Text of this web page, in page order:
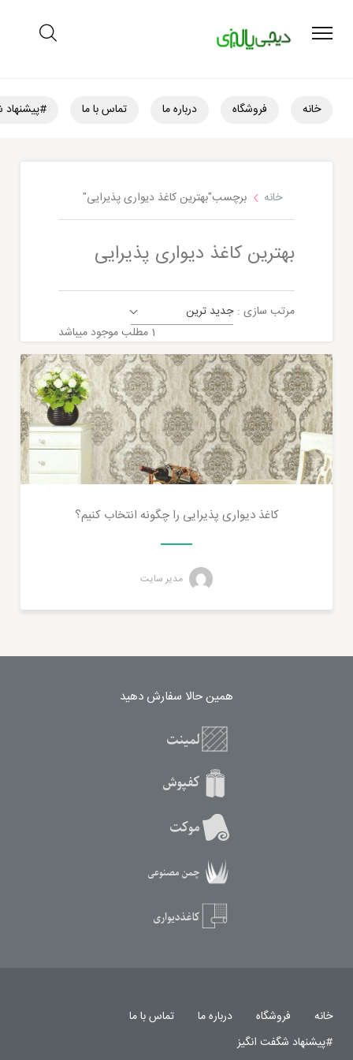
خانه فروشگاه درباره ما تماس با ما
خانه برچسب"بهترین کاغذ دیواری پذیرایی"
بهترین کاغذ دیواری پذیرایی
مرتب سازی : جدید ترین
1 مطلب موجود میباشد
مقالات
کاغذ دیواری پذیرایی را چگونه انتخاب کنیم؟
مدیر سایت
همین حالا سفارش دهید
خانه فروشگاه درباره ما
تماس با ما
#پیشنهاد شگفت انگیز